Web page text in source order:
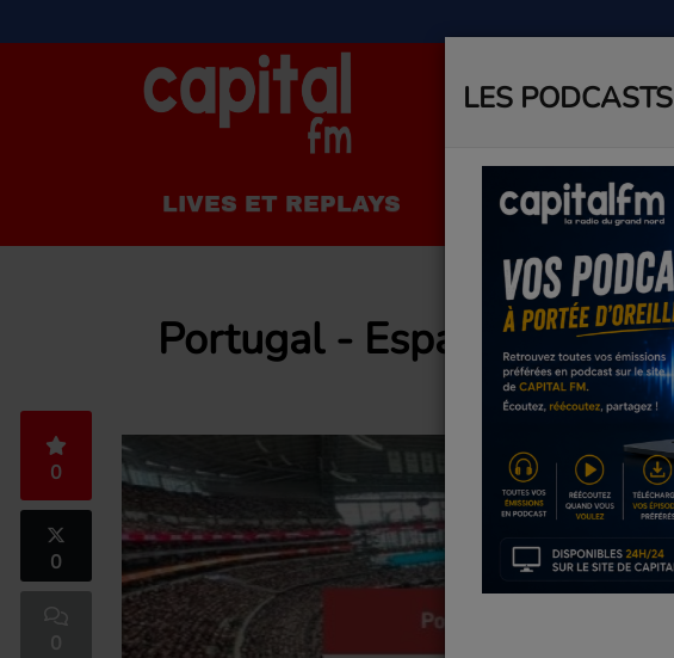
LIVES ET REPLAYS LA RADIO
Portugal - Espagne
0
0
0
LES PODCASTS